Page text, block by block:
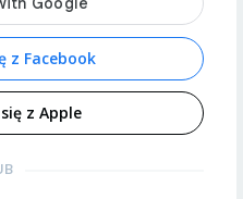
z Facebook
z Apple